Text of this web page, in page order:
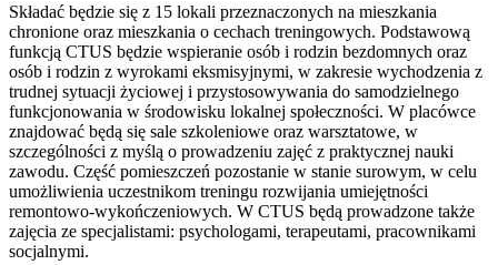
Składać będzie się z 15 lokali przeznaczonych na mieszkania
chronione oraz mieszkania o cechach treningowych. Podstawową
funkcją CTUS będzie wspieranie osób i rodzin bezdomnych oraz
osób i rodzin z wyrokami eksmisyjnymi, w zakresie wychodzenia z
trudnej sytuacji życiowej i przystosowywania do samodzielnego
funkcjonowania w środowisku lokalnej społeczności. W placówce
znajdować będą się sale szkoleniowe oraz warsztatowe, w
szczególności z myślą o prowadzeniu zajęć z praktycznej nauki
zawodu. Część pomieszczeń pozostanie w stanie surowym, w celu
umożliwienia uczestnikom treningu rozwijania umiejętności
remontowo-wykończeniowych. W CTUS będą prowadzone także
zajęcia ze specjalistami: psychologami, terapeutami, pracownikami
socjalnymi.